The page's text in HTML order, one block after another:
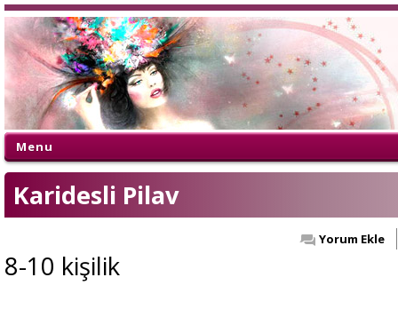
Menu
Karidesli Pilav
Yorum Ekle
8-10 kişilik